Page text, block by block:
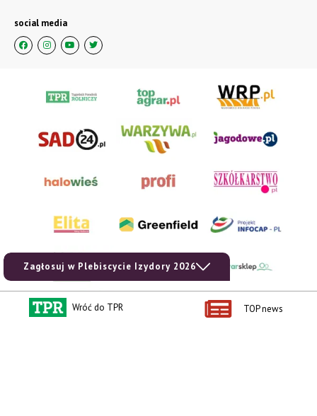
Zagłosuj w Plebiscycie Izydory 2026
social media
Wróć do TPR TOP news